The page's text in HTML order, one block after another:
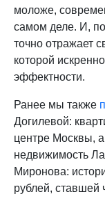
моложе,
самом деле. И,
точно отражает
которой
эффектности.
Ранее мы также
Догилевой:
центре Москвы,
недвижимость
Миронова:
рублей, ставшей